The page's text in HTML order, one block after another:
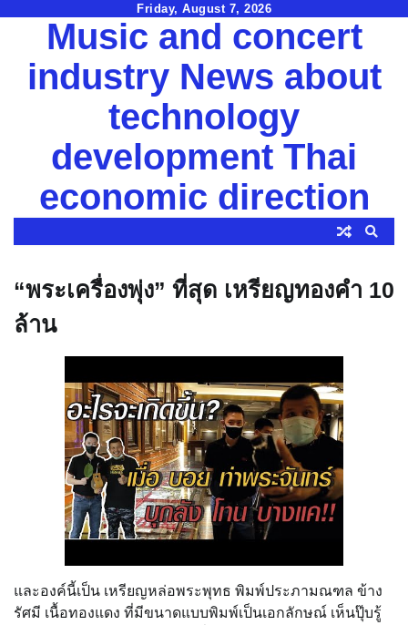
Friday, August 7, 2026
Music and concert
industry News about
technology
development Thai
economic direction
“พระเครื่องพุ่ง” ที่สุด เหรียญทองคำ 10
ล้าน
และองค์นี้เป็น เหรียญหล่อพระพุทธ พิมพ์ประภามณฑล ข้าง
รัศมี เนื้อทองแดง ที่มีขนาดแบบพิมพ์เป็นเอกลักษณ์ เห็นปุ๊บรู้